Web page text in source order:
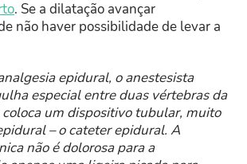
. Se a dilatação avançar
não haver possibilidade de levar a
epidural, o anestesista
especial entre duas vértebras da
um dispositivo tubular, muito
– o cateter epidural. A
não é dolorosa para a